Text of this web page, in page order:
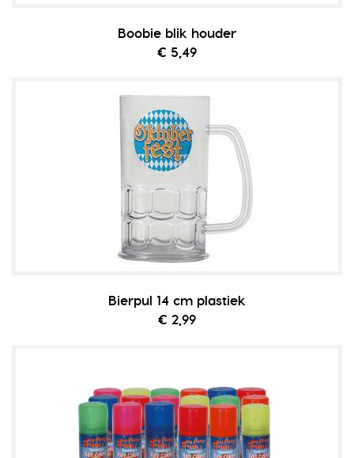
Boobie blik houder
€ 5,49
Bierpul 14 cm plastiek
€ 2,99